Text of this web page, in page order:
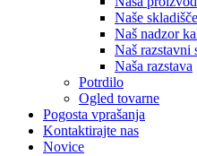
Naše
Naš nadzor
Naš razstavni
Naša razstava
Potrdilo
Ogled tovarne
Pogosta vprašanja
Kontaktirajte nas
Novice